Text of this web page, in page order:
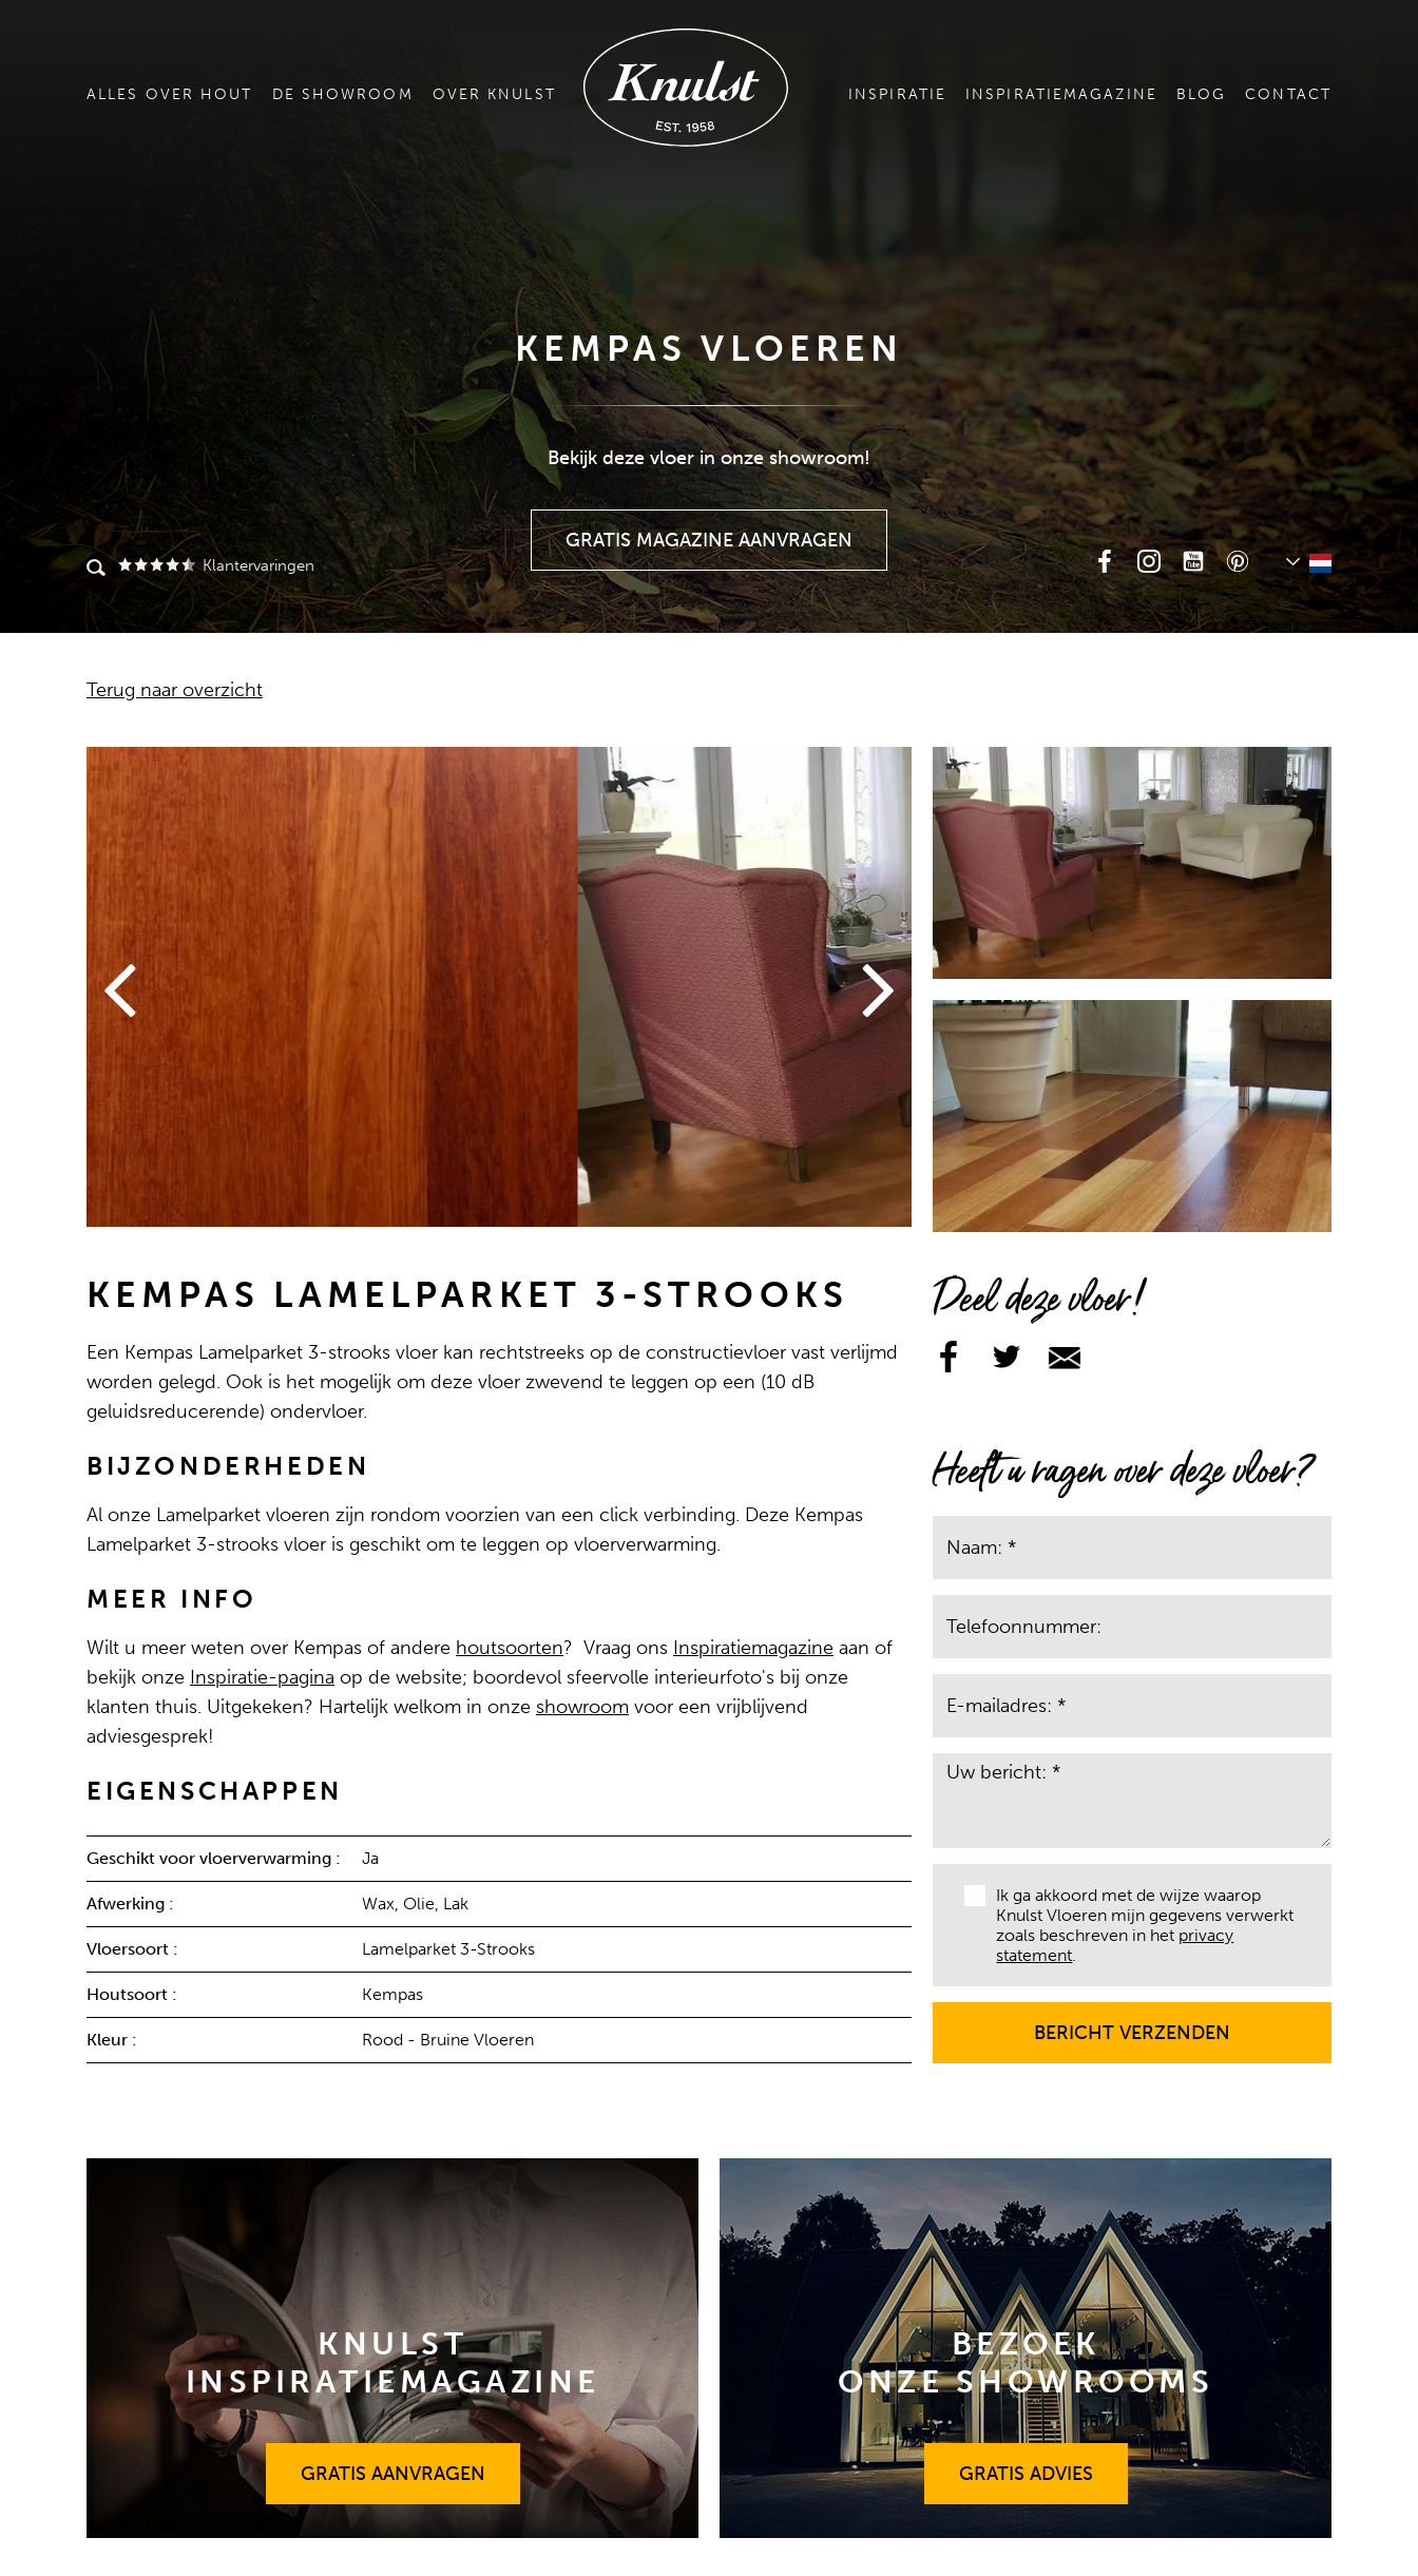
ALLES OVER HOUT DE SHOWROOM OVER KNULST INSPIRATIE INSPIRATIEMAGAZINE BLOG CONTACT
KEMPAS VLOEREN
Bekijk deze vloer in onze showroom!
GRATIS MAGAZINE AANVRAGEN
GRATIS MAGAZINE AANVRAGEN
Klantervaringen
Terug naar overzicht
KEMPAS LAMELPARKET 3-STROOKS
Een Kempas Lamelparket 3-strooks vloer kan rechtstreeks op de constructievloer vast verlijmd
worden gelegd. Ook is het mogelijk om deze vloer zwevend te leggen op een (10 dB
geluidsreducerende) ondervloer.
BIJZONDERHEDEN
Al onze Lamelparket vloeren zijn rondom voorzien van een click verbinding. Deze Kempas
Lamelparket 3-strooks vloer is geschikt om te leggen op vloerverwarming.
MEER INFO
Wilt u meer weten over Kempas of andere houtsoorten? Vraag ons Inspiratiemagazine aan of
bekijk onze Inspiratie-pagina op de website; boordevol sfeervolle interieurfoto's bij onze
klanten thuis. Uitgekeken? Hartelijk welkom in onze showroom voor een vrijblijvend
adviesgesprek!
EIGENSCHAPPEN
Geschikt voor vloerverwarming : Ja
Afwerking : Wax, Olie, Lak
Vloersoort : Lamelparket 3-Strooks
Houtsoort : Kempas
Kleur : Rood - Bruine Vloeren
Deel deze vloer!
Heeft u ragen over deze vloer?
Ik ga akkoord met de wijze waarop
Knulst Vloeren mijn gegevens verwerkt
zoals beschreven in het privacy
statement.
BERICHT VERZENDEN
BERICHT VERZENDEN
KNULST
INSPIRATIEMAGAZINE
GRATIS AANVRAGEN
GRATIS AANVRAGEN
BEZOEK
ONZE SHOWROOMS
GRATIS ADVIES
GRATIS ADVIES